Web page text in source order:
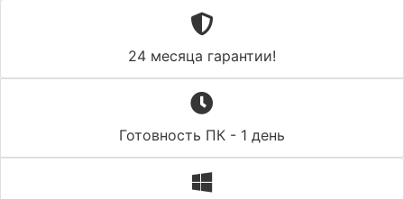
24 месяца гарантии!
Готовность ПК - 1 день